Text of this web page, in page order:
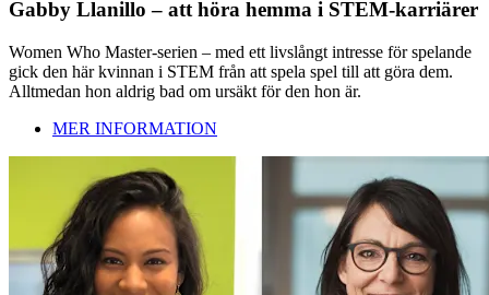
Gabby Llanillo – att höra hemma i STEM-karriärer
Women Who Master-serien – med ett livslångt intresse för spelande
gick den här kvinnan i STEM från att spela spel till att göra dem.
Alltmedan hon aldrig bad om ursäkt för den hon är.
MER INFORMATION